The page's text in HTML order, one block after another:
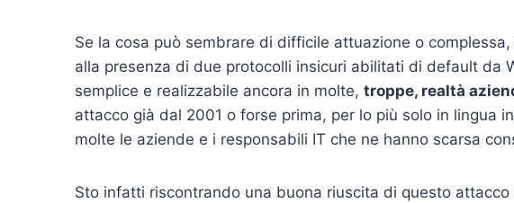
Se la cosa può sembrare di difficile attuazione o
alla presenza di due protocolli insicuri abilitati di default da
semplice e realizzabile ancora in molte, troppe, realtà
attacco già dal 2001 o forse prima, per lo più solo in lingua
molte le aziende e i responsabili IT che ne hanno scarsa
Sto infatti riscontrando una buona riuscita di questo